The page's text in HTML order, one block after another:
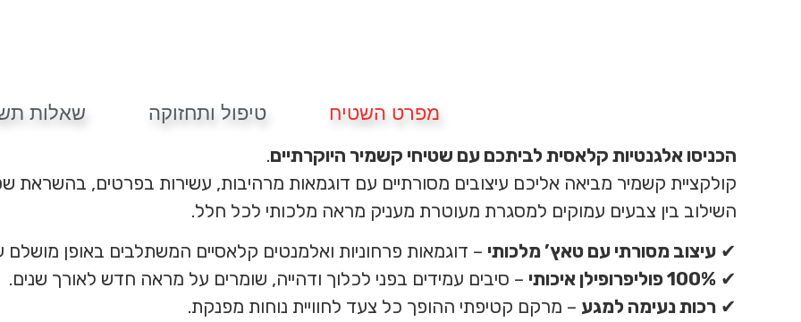
מפרט השטיח טיפול ותחזוקה שאלות
הכניסו אלגנטיות קלאסית לביתכם עם שטיחי קשמיר היוקרתיים.
קולקציית קשמיר מביאה אליכם עיצובים מסורתיים עם דוגמאות מרהיבות, עשירות בפרטים, בהשראת
השילוב בין צבעים עמוקים למסגרת מעוטרת מעניק מראה מלכותי לכל חלל.
✔ עיצוב מסורתי עם טאץ’ מלכותי – דוגמאות פרחוניות ואלמנטים קלאסיים המשתלבים באופן מושלם
✔ 100% פוליפרופילן איכותי
– סיבים עמידים בפני לכלוך ודהייה, שומרים על מראה חדש לאורך שנים.
✔ רכות נעימה למגע – מרקם קטיפתי ההופך כל צעד לחוויית נוחות מפנקת.